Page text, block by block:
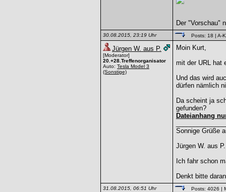
Der "Vorschau"
30.08.2015, 23:19 Uhr Posts: 18 | A-
Jürgen W. aus P.
[Moderator]
20.+28.Treffenorganisator
Auto: Tesla Model 3
(Sonstige)
Moin Kurt,
mit der URL hat
Und das wird
dürfen nämlich
Da scheint ja
gefunden?
Dateianhang
Sonnige Grüße
Jürgen W. aus P.
Ich fahr schon
Denkt bitte
31.08.2015, 06:51 Uhr Posts: 4026 |